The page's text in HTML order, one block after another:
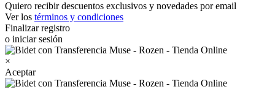
Quiero recibir descuentos exclusivos y novedades por email
Ver los términos y condiciones
Finalizar registro
o iniciar sesión
×
Aceptar